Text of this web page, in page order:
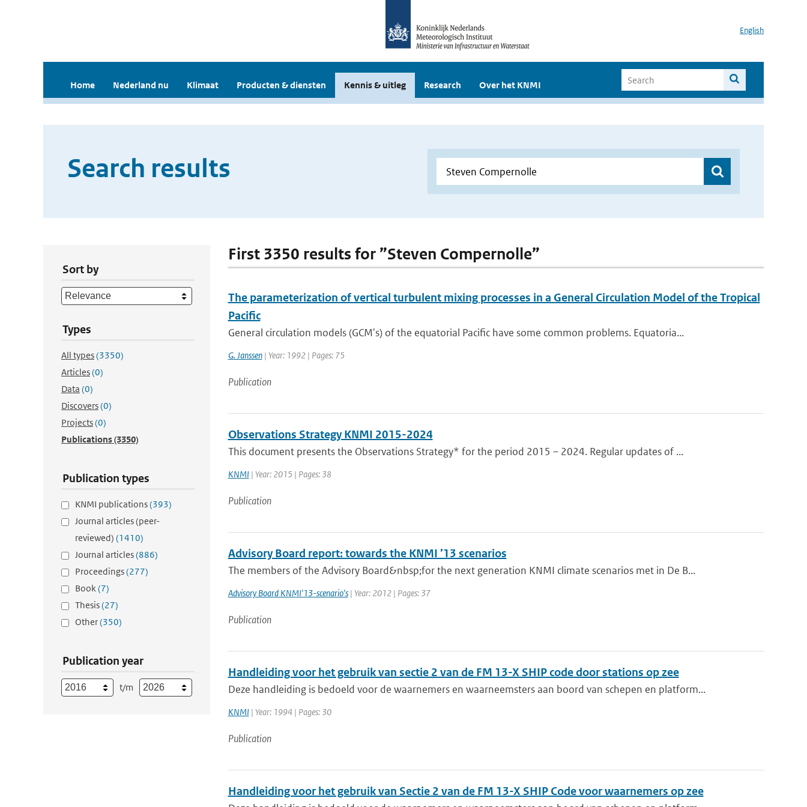
English
Home Nederland nu Klimaat Producten & diensten Kennis & uitleg Research Over het KNMI
Search results
Sort by
Types
All types(3350)
Articles(0)
Data (0)
Discovers(0)
Projects(0)
Publications(3350)
Publication types
KNMI publications(393)
Journal articles (peer-
reviewed) (1410)
Journal articles(886)
Proceedings(277)
Book(7)
Thesis(27)
Other(350)
Publication year
t/m
First 3350 results for ”Steven Compernolle”
The parameterization of vertical turbulent mixing processes in a General Circulation Model of the Tropical
Pacific
General circulation models (GCM's) of the equatorial Pacific have some common problems. Equatoria...
G. Janssen| Year: 1992 | Pages: 75
Publication
Observations Strategy KNMI 2015-2024
This document presents the Observations Strategy* for the period 2015 – 2024. Regular updates of ...
KNMI | Year: 2015 | Pages: 38
Publication
Advisory Board report: towards the KNMI ’13 scenarios
The members of the Advisory Board&nbsp;for the next generation KNMI climate scenarios met in De B...
Advisory Board KNMI'13-scenario's| Year: 2012 | Pages: 37
Publication
Handleiding voor het gebruik van sectie 2 van de FM 13-X SHIP code door stations op zee
Deze handleiding is bedoeld voor de waarnemers en waarneemsters aan boord van schepen en platform...
KNMI | Year: 1994 | Pages: 30
Publication
Handleiding voor het gebruik van Sectie 2 van de FM 13-X SHIP Code voor waarnemers op zee